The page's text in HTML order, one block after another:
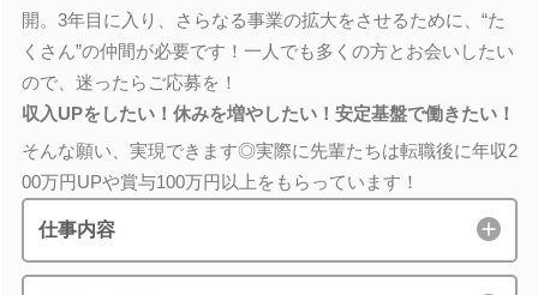
開。3年目に入り、さらなる事業の拡大をさせるために、“た
くさん”の仲間が必要です！一人でも多くの方とお会いしたい
ので、迷ったらご応募を！
収入UPをしたい！休みを増やしたい！安定基盤で働きたい！
そんな願い、実現できます◎実際に先輩たちは転職後に年収2
00万円UPや賞与100万円以上をもらっています！
仕事内容